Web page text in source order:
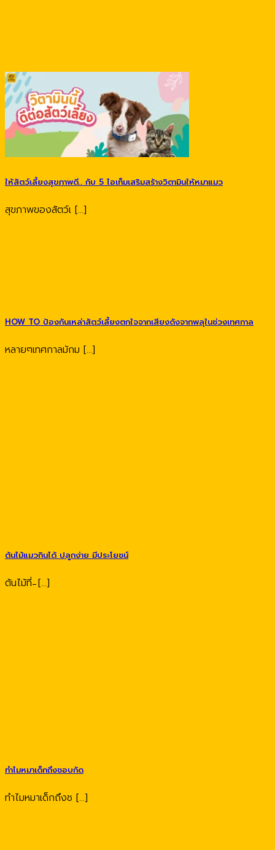
ให้สัตว์เลี้ยงสุขภาพดี.. กับ 5 ไอเท็มเสริมสร้างวิตามินให้หมาแมว
สุขภาพของสัตว์เ [...]
HOW TO ป้องกันเหล่าสัตว์เลี้ยงตกใจจากเสียงดังจากพลุในช่วงเทศกาล
หลายๆเทศกาลมักม [...]
ต้นไม้แมวกินได้ ปลูกง่าย มีประโยชน์
ต้นไม้ที่ ̵ [...]
ทำไมหมาเด็กถึงชอบกัด
ทำไมหมาเด็กถึงช [...]